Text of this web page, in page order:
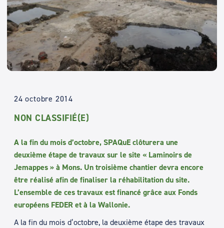
24 octobre 2014
NON CLASSIFIÉ(E)
A la fin du mois d’octobre, SPAQuE clôturera une
deuxième étape de travaux sur le site « Laminoirs de
Jemappes » à Mons. Un troisième chantier devra encore
être réalisé afin de finaliser la réhabilitation du site.
L’ensemble de ces travaux est financé grâce aux Fonds
européens FEDER et à la Wallonie.
A la fin du mois d’octobre, la deuxième étape des travaux